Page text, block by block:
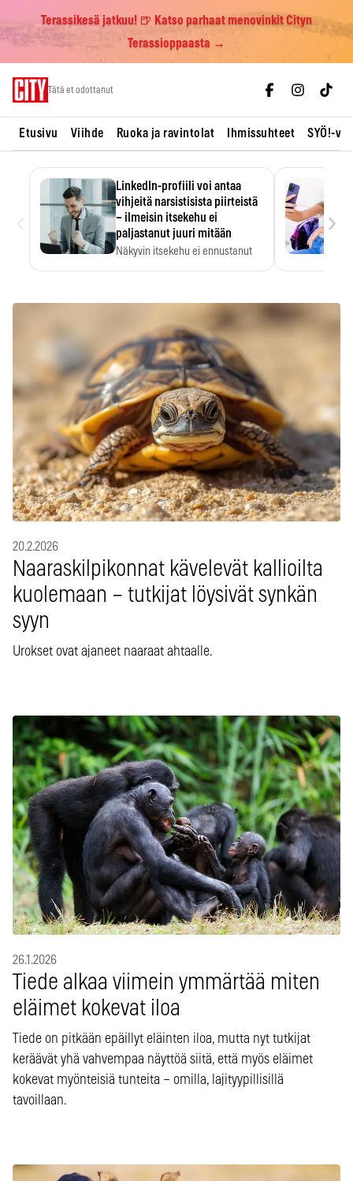
Terassikesä jatkuu! 🍺 Katso parhaat menovinkit Cityn
Terassioppaasta →
Tätä et odottanut
Etusivu Viihde Ruoka ja ravintolat Ihmissuhteet SYÖ!-
LinkedIn-profiili voi antaa
vihjeitä narsistisista piirteistä
– ilmeisin itsekehu ei
paljastanut juuri mitään
Näkyvin itsekehu ei ennustanut
›
20.2.2026
Naaraskilpikonnat kävelevät kallioilta
kuolemaan – tutkijat löysivät synkän
syyn
Urokset ovat ajaneet naaraat ahtaalle.
26.1.2026
Tiede alkaa viimein ymmärtää miten
eläimet kokevat iloa
Tiede on pitkään epäillyt eläinten iloa, mutta nyt tutkijat
keräävät yhä vahvempaa näyttöä siitä, että myös eläimet
kokevat myönteisiä tunteita – omilla, lajityypillisillä
tavoillaan.